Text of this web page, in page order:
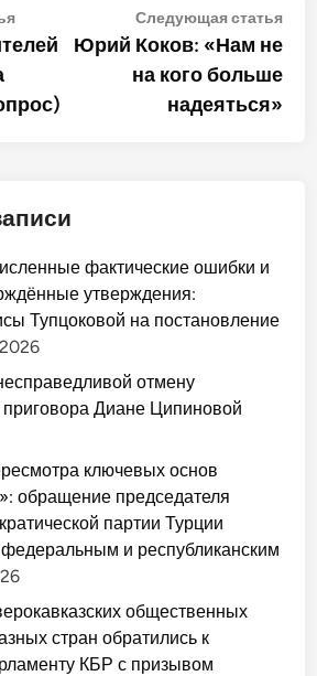
Предыдущая
статья:
Следующая статья
Юрий Коков: «Нам не
на кого больше
надеяться»
фактические ошибки и
утверждения:
Тупцоковой на постановление
отмену
приговора Диане Ципиновой
ключевых основ
обращение председателя
партии Турции
и республиканским
общественных
стран обратились к
КБР с призывом